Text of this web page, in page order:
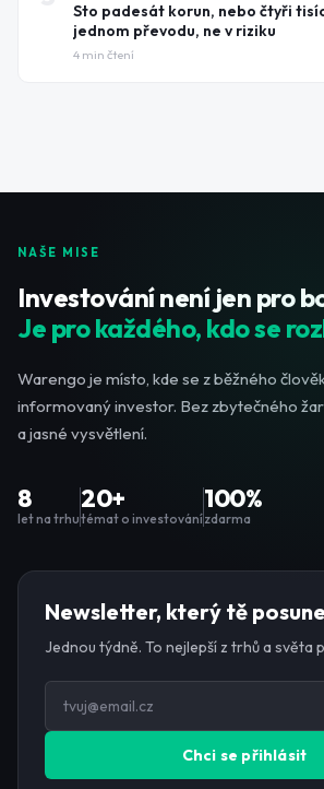
Sto padesát korun, nebo čtyři
jednom převodu, ne v riziku
4 min čtení
NAŠE MISE
Investování není jen pro
Je pro každého, kdo se
Warengo je místo, kde se z běžného
informovaný investor. Bez zbytečného
a jasné vysvětlení.
8
let na trhu
20+
témat o investování
100%
zdarma
Newsletter, který tě posune
Jednou týdně. To nejlepší z trhů a světa
Chci se přihlásit